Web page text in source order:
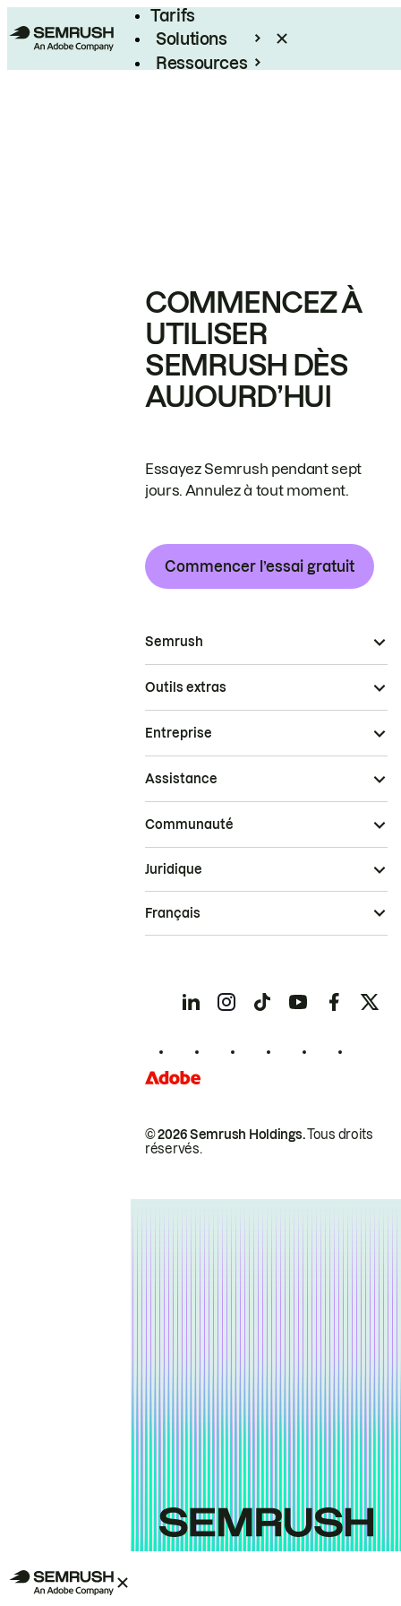
Tarifs
Solutions
Ressources
COMMENCEZ À
UTILISER
SEMRUSH DÈS
AUJOURD’HUI
Essayez Semrush pendant sept
jours. Annulez à tout moment.
Commencer l’essai gratuit
Semrush
Outils extras
Entreprise
Assistance
Communauté
© 2026 Semrush Holdings.Tous droits
réservés.
Juridique
Français